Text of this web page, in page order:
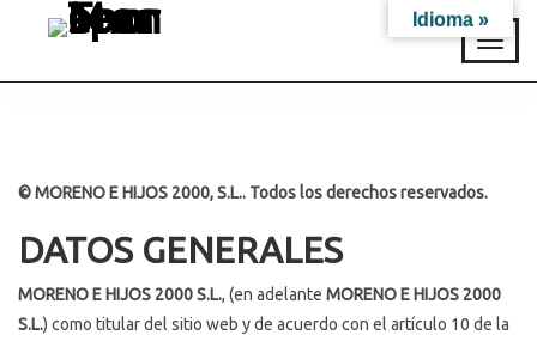
T
o
a
t
© MORENO E HIJOS 2000, S.L.. Todos los derechos reservados.
DATOS GENERALES
MORENO E HIJOS 2000 S.L., (en adelante MORENO E HIJOS 2000
S.L.) como titular del sitio web y de acuerdo con el artículo 10 de la
Idioma »